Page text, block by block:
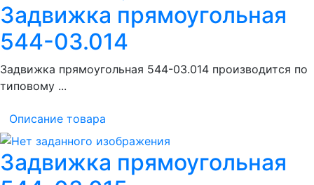
Задвижка прямоугольная
544-03.014
Задвижка прямоугольная 544-03.014 производится по
типовому ...
Описание товара
Задвижка прямоугольная